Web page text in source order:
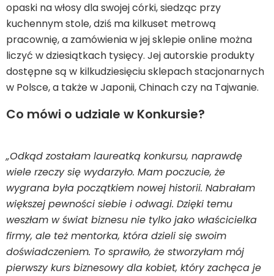
opaski na włosy dla swojej córki, siedząc przy
kuchennym stole, dziś ma kilkuset metrową
pracownię, a zamówienia w jej sklepie online można
liczyć w dziesiątkach tysięcy. Jej autorskie produkty
dostępne są w kilkudziesięciu sklepach stacjonarnych
w Polsce, a także w Japonii, Chinach czy na Tajwanie.
Co mówi o udziale w Konkursie?
„Odkąd zostałam laureatką konkursu, naprawdę
wiele rzeczy się wydarzyło. Mam poczucie, że
wygrana była początkiem nowej historii. Nabrałam
większej pewności siebie i odwagi. Dzięki temu
weszłam w świat biznesu nie tylko jako właścicielka
firmy, ale też mentorka, która dzieli się swoim
doświadczeniem. To sprawiło, że stworzyłam mój
pierwszy kurs biznesowy dla kobiet, który zachęca je